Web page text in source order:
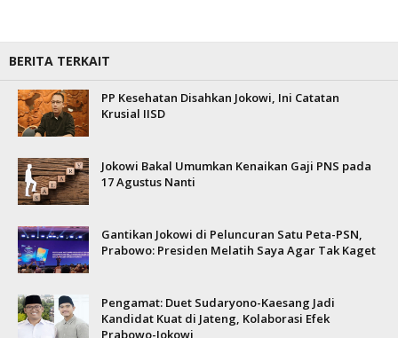
BERITA TERKAIT
PP Kesehatan Disahkan Jokowi, Ini Catatan
Krusial IISD
Jokowi Bakal Umumkan Kenaikan Gaji PNS pada
17 Agustus Nanti
Gantikan Jokowi di Peluncuran Satu Peta-PSN,
Prabowo: Presiden Melatih Saya Agar Tak Kaget
Pengamat: Duet Sudaryono-Kaesang Jadi
Kandidat Kuat di Jateng, Kolaborasi Efek
Prabowo-Jokowi